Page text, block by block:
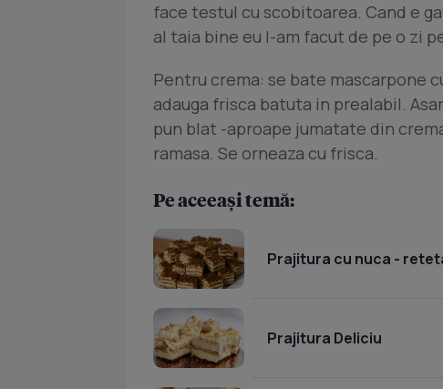
face testul cu scobitoarea. Cand e
al taia bine eu l-am facut de pe o zi
Pentru crema: se bate mascarpone
adauga frisca batuta in prealabil.
pun blat -aproape jumatate din
ramasa. Se orneaza cu frisca.
Pe aceeași temă:
Prajitura cu nuca -
Prajitura Deliciu